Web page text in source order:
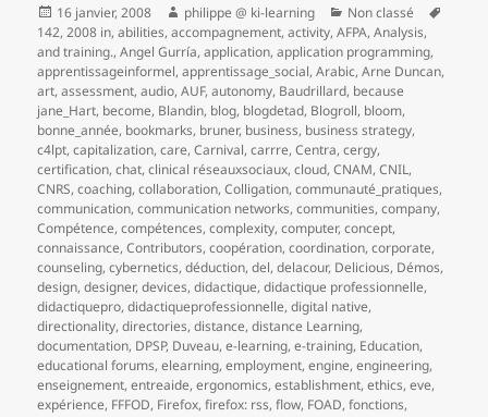
Publié
le
16 janvier, 2008 Auteur
philippe @ ki-learning Catégories
Non classé
142,2008 in,abilities,accompagnement,activity,AFPA,Analysis,
and training.,Angel Gurría,application,application programming,
apprentissageinformel,apprentissage_social,Arabic,Arne Duncan,
art,assessment,audio,AUF,autonomy, Baudrillard, because
jane_Hart, become, Blandin, blog, blogdetad, Blogroll, bloom,
bonne_année, bookmarks, bruner, business, business strategy,
c4lpt,capitalization,care,Carnival,carrre,Centra,cergy,
certification,chat,clinical réseauxsociaux,cloud,CNAM,CNIL,
CNRS,coaching,collaboration,Colligation,communauté_pratiques,
communication,communication networks,communities,company,
Compétence,compétences,complexity,computer,concept,
connaissance,Contributors,coopération,coordination,corporate,
counseling,cybernetics,déduction,del,delacour, Delicious, Démos,
design,designer,devices,didactique,didactique professionnelle,
didactiquepro,didactiqueprofessionnelle,digital native,
directionality,directories,distance,distance Learning,
documentation, DPSP, Duveau,e-learning,e-training, Education,
educational forums,elearning,employment,engine,engineering,
enseignement,entreaide,ergonomics,establishment,ethics,eve,
expérience, FFFOD, Firefox,firefox: rss,flow, FOAD,fonctions,